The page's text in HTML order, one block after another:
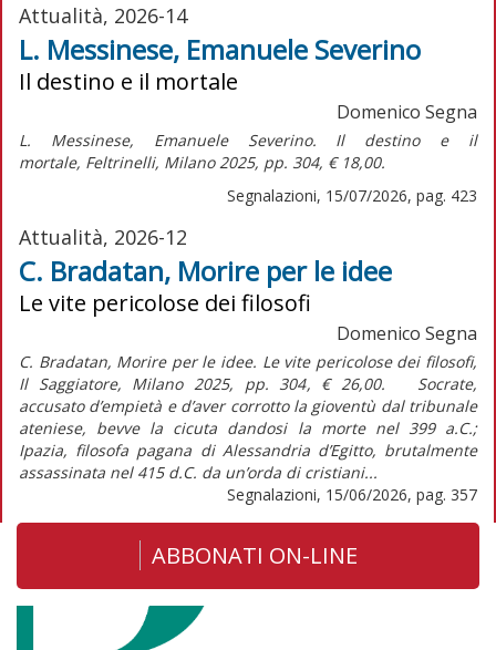
Attualità, 2026-14
L. Messinese, Emanuele Severino
Il destino e il mortale
Domenico Segna
L. Messinese, Emanuele Severino. Il destino e il
mortale, Feltrinelli, Milano 2025, pp. 304, € 18,00.
Segnalazioni, 15/07/2026, pag. 423
Attualità, 2026-12
C. Bradatan, Morire per le idee
Le vite pericolose dei filosofi
Domenico Segna
C. Bradatan, Morire per le idee. Le vite pericolose dei filosofi,
Il Saggiatore, Milano 2025, pp. 304, € 26,00. Socrate,
accusato d’empietà e d’aver corrotto la gioventù dal tribunale
ateniese, bevve la cicuta dandosi la morte nel 399 a.C.;
Ipazia, filosofa pagana di Alessandria d’Egitto, brutalmente
assassinata nel 415 d.C. da un’orda di cristiani...
Segnalazioni, 15/06/2026, pag. 357
ABBONATI ON-LINE